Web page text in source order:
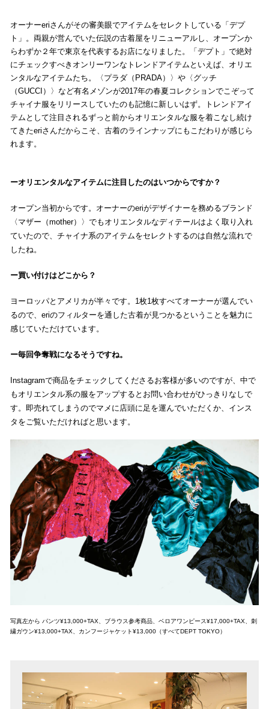
オーナーeriさんがその審美眼でアイテムをセレクトしている「デプ
ト」。両親が営んでいた伝説の古着屋をリニューアルし、オープンか
らわずか２年で東京を代表するお店になりました。「デプト」で絶対
にチェックすべきオンリーワンなトレンドアイテムといえば、オリエ
ンタルなアイテムたち。〈プラダ（PRADA）〉や〈グッチ
（GUCCI）〉など有名メゾンが2017年の春夏コレクションでこぞって
チャイナ服をリリースしていたのも記憶に新しいはず。トレンドアイ
テムとして注目されるずっと前からオリエンタルな服を着こなし続け
てきたeriさんだからこそ、古着のラインナップにもこだわりが感じら
れます。
オリエンタルなアイテムに注目したのはいつからですか？
オープン当初からです。オーナーのeriがデザイナーを務めるブランド
〈マザー（mother）〉でもオリエンタルなディテールはよく取り入れ
ていたので、チャイナ系のアイテムをセレクトするのは自然な流れで
したね。
買い付けはどこから？
ヨーロッパとアメリカが半々です。1枚1枚すべてオーナーが選んでい
るので、eriのフィルターを通した古着が見つかるということを魅力に
感じていただけています。
毎回争奪戦になるそうですね。
Instagramで商品をチェックしてくださるお客様が多いのですが、中で
もオリエンタル系の服をアップするとお問い合わせがひっきりなしで
す。即売れてしまうのでマメに店頭に足を運んでいただくか、インス
タをご覧いただければと思います。
写真左から パンツ¥13,000+TAX、ブラウス参考商品、ベロアワンピース¥17,000+TAX、刺
繍ガウン¥13,000+TAX、カンフージャケット¥13,000（すべてDEPT TOKYO）